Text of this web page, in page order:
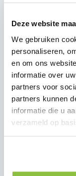
Deze website
We gebruiken
personaliseren,
en om ons
informatie over
partners voor
partners kunnen
informatie die u
verzameld op
Ik ben echt
professionele
beste
Het zijn
intelligente
dat ik met hen
Wat ik het
vereist altijd